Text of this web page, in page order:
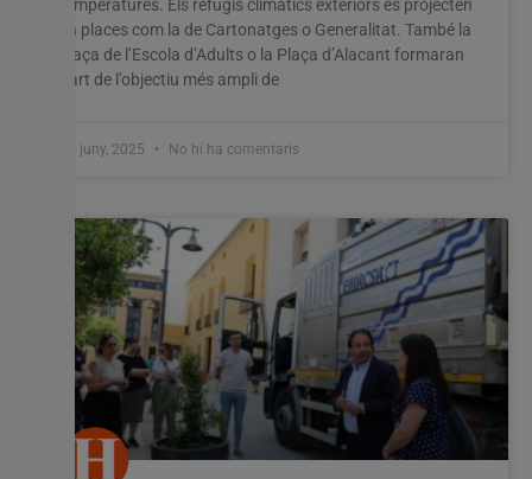
temperatures. Els refugis climàtics exteriors es projecten
en places com la de Cartonatges o Generalitat. També la
plaça de l’Escola d’Adults o la Plaça d’Alacant formaran
part de l’objectiu més ampli de
17 juny, 2025 No hi ha comentaris